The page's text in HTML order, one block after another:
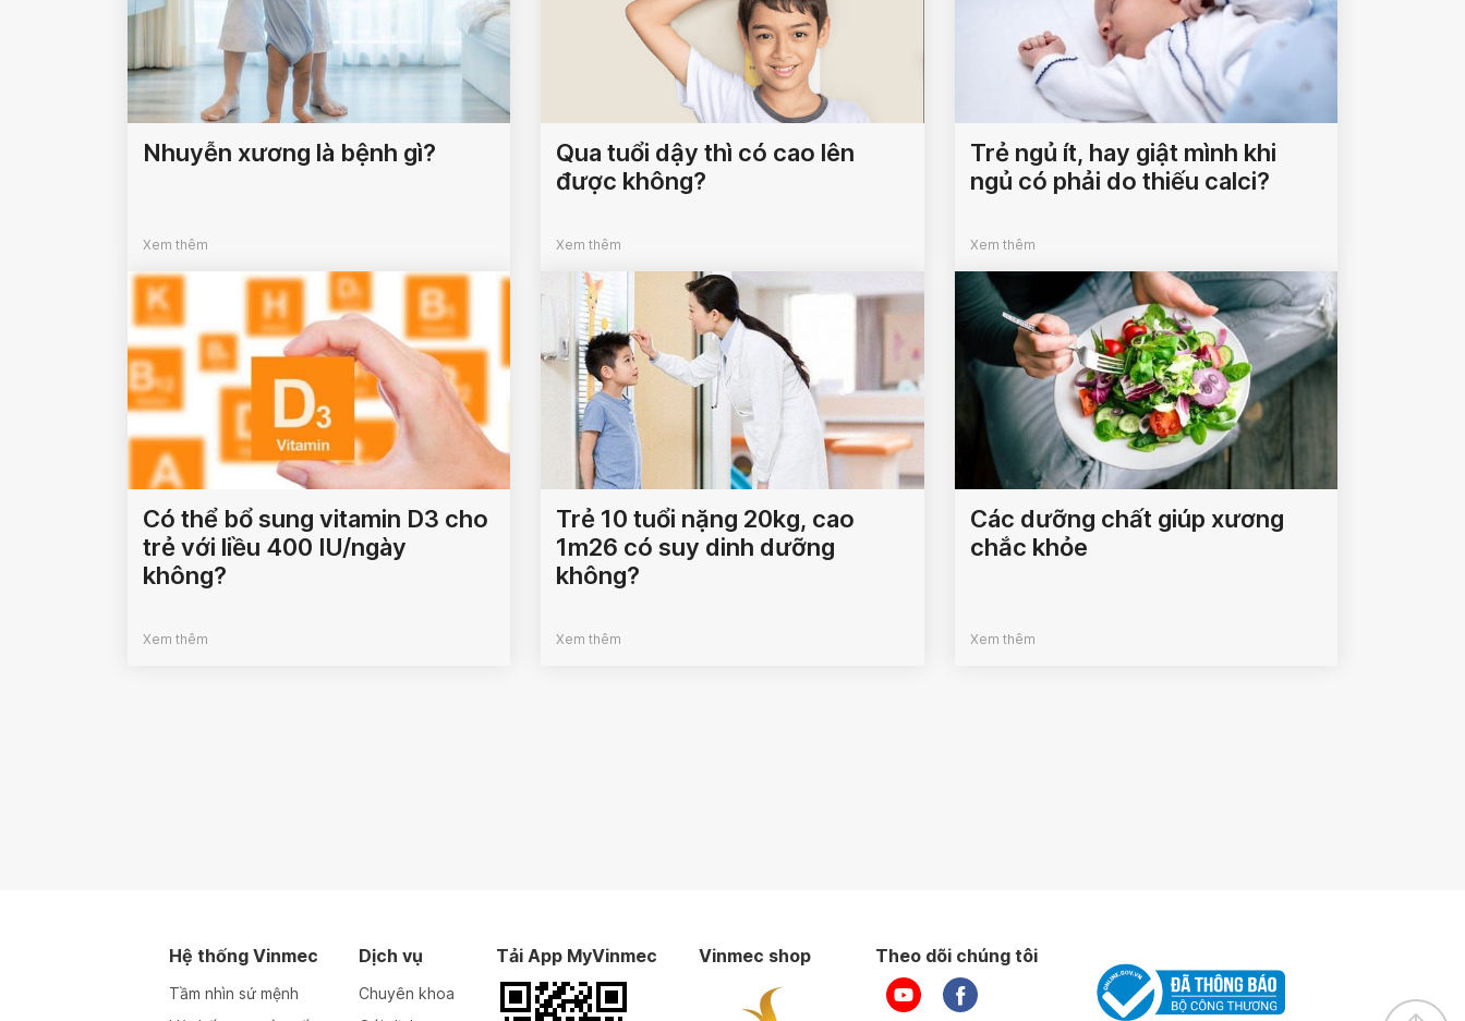
Nhuyễn xương là bệnh gì?
Xem thêm
Qua tuổi dậy thì có cao lên
được không?
Xem thêm
Trẻ ngủ ít, hay giật mình khi
ngủ có phải do thiếu calci?
Xem thêm
Có thể bổ sung vitamin D3 cho
trẻ với liều 400 IU/ngày
không?
Xem thêm
Trẻ 10 tuổi nặng 20kg, cao
1m26 có suy dinh dưỡng
không?
Xem thêm
Các dưỡng chất giúp xương
chắc khỏe
Xem thêm
Hệ thống Vinmec
Tầm nhìn sứ mệnh
Dịch vụ
Chuyên khoa
Tải App MyVinmec Vinmec shop Theo dõi chúng tôi